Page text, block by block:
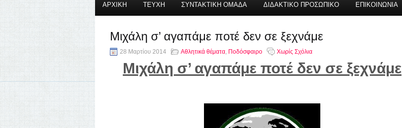
ΑΡΧΙΚΗ ΤΕΥΧΗ ΣΥΝΤΑΚΤΙΚΗ ΟΜΑΔΑ ΔΙΔΑΚΤΙΚΟ ΠΡΟΣΩΠΙΚΟ ΕΠΙΚΟΙΝΩΝΙΑ
Μιχάλη σ’ αγαπάμε ποτέ δεν σε ξεχνάμε
28 Μαρτίου 2014 Αθλητικά θέματα, Ποδόσφαιρο Χωρίς Σχόλια
Μιχάλη σ’ αγαπάμε ποτέ δεν σε ξεχνάμε